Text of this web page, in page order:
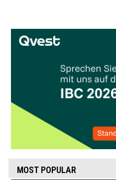
MOST POPULAR